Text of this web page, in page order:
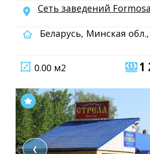
Сеть заведений
Беларусь, Минская
0.00 м2 1
❮